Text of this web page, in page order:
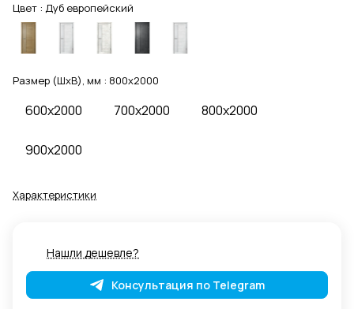
Цвет : Дуб европейский
Размер (ШхВ), мм : 800x2000
600x2000 700x2000 800x2000
900x2000
Характеристики
Нашли дешевле?
Консультация по Telegram